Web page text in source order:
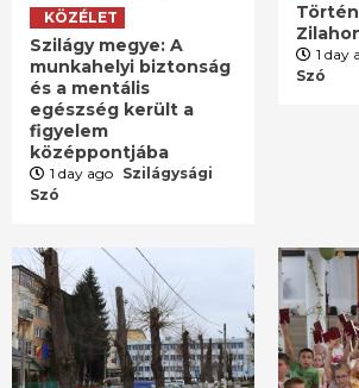
KÖZÉLET
Szilágy megye: A
munkahelyi biztonság
és a mentális
egészség került a
figyelem
középpontjába
1 day ago Szilágysági
Szó
1 day
Szó